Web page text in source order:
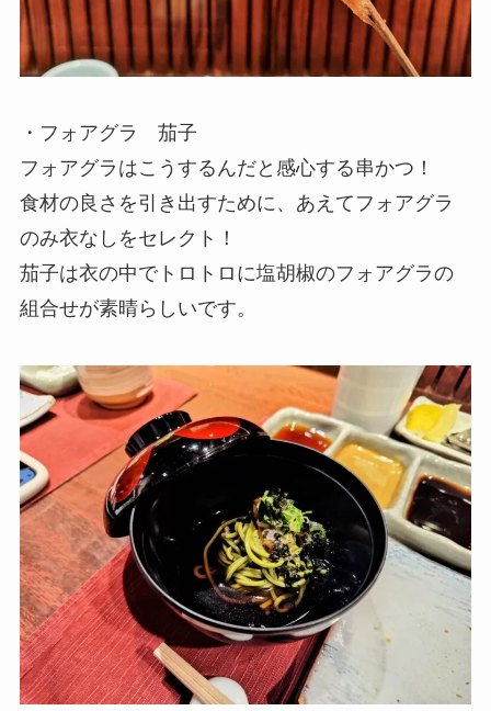
・フォアグラ 茄子
フォアグラはこうするんだと感心する串かつ！
食材の良さを引き出すために、あえてフォアグラ
のみ衣なしをセレクト！
茄子は衣の中でトロトロに塩胡椒のフォアグラの
組合せが素晴らしいです。